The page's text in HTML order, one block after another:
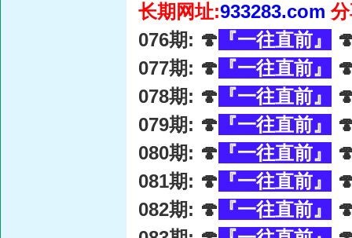
长期网址:933283.com
076期: 🍄 『一往直前』
077期: 🍄 『一往直前』
078期: 🍄 『一往直前』
079期: 🍄 『一往直前』
080期: 🍄 『一往直前』
081期: 🍄 『一往直前』
082期: 🍄 『一往直前』